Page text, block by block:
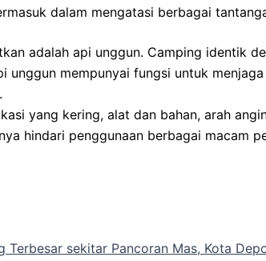
dalam mengatasi berbagai
adalah api unggun. Camping identik
mempunyai fungsi untuk
yang kering, alat dan bahan, arah
hindari penggunaan berbagai macam
Terbesar sekitar Pancoran Mas, Kota